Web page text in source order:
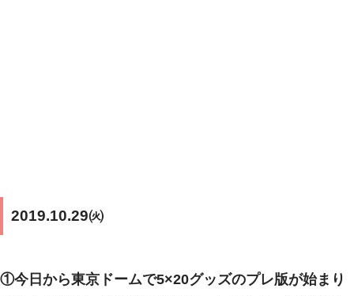
2019.10.29㈫
①今日から東京ドームで5×20グッズのプレ版が始まり